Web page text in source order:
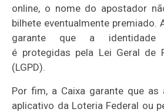
online, o nome do apostador
bilhete eventualmente premiado.
garante que a identidade
é protegidas pela Lei Geral de
(LGPD).
Por fim, a Caixa garante que
aplicativo da Loteria Federal ou